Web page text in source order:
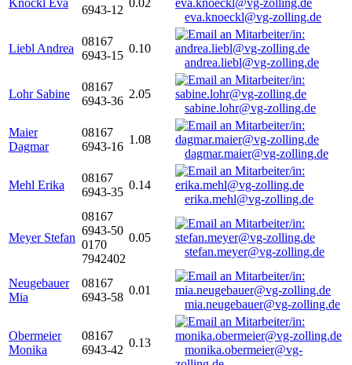
Knöckl Eva
6943-12
0.02
eva.knoeckl@vg-zolling.de
Liebl Andrea
08167
6943-15
0.10
andrea.liebl@vg-zolling.de
Lohr Sabine
08167
6943-36
2.05
sabine.lohr@vg-zolling.de
Maier
Dagmar
08167
6943-16
1.08
dagmar.maier@vg-zolling.de
Mehl Erika
08167
6943-35
0.14
erika.mehl@vg-zolling.de
Meyer Stefan
08167
6943-50
0170
7942402
0.05
stefan.meyer@vg-zolling.de
Neugebauer
Mia
08167
6943-58
0.01
mia.neugebauer@vg-zolling.de
Obermeier
Monika
08167
6943-42
0.13
monika.obermeier@vg-